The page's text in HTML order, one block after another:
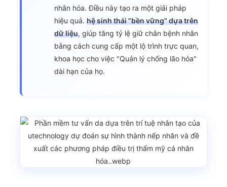
nhân hóa. Điều này tạo ra một giải pháp
hiệu quả. hệ sinh thái "bền vững" dựa trên
dữ liệu, giúp tăng tỷ lệ giữ chân bệnh nhân
bằng cách cung cấp một lộ trình trực quan,
khoa học cho việc "Quản lý chống lão hóa"
dài hạn của họ.